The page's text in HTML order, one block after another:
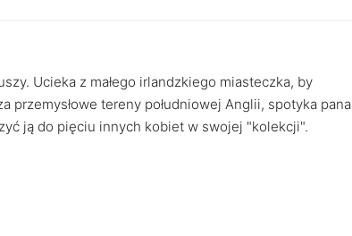
Ucieka z małego irlandzkiego miasteczka, by
przemysłowe tereny południowej Anglii, spotyka pana
ją do pięciu innych kobiet w swojej "kolekcji".